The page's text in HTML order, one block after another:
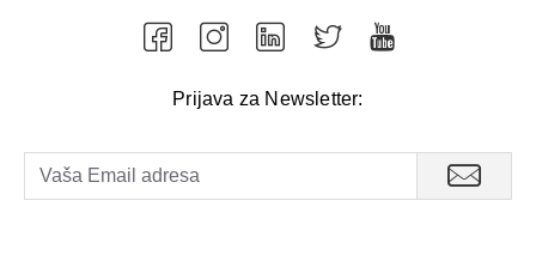
Prijava za Newsletter: